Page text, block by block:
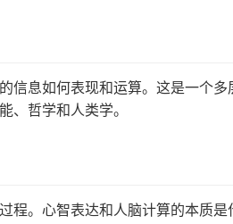
信息如何表现和运算。这是一个多
、哲学和人类学。
程。心智表达和人脑计算的本质是